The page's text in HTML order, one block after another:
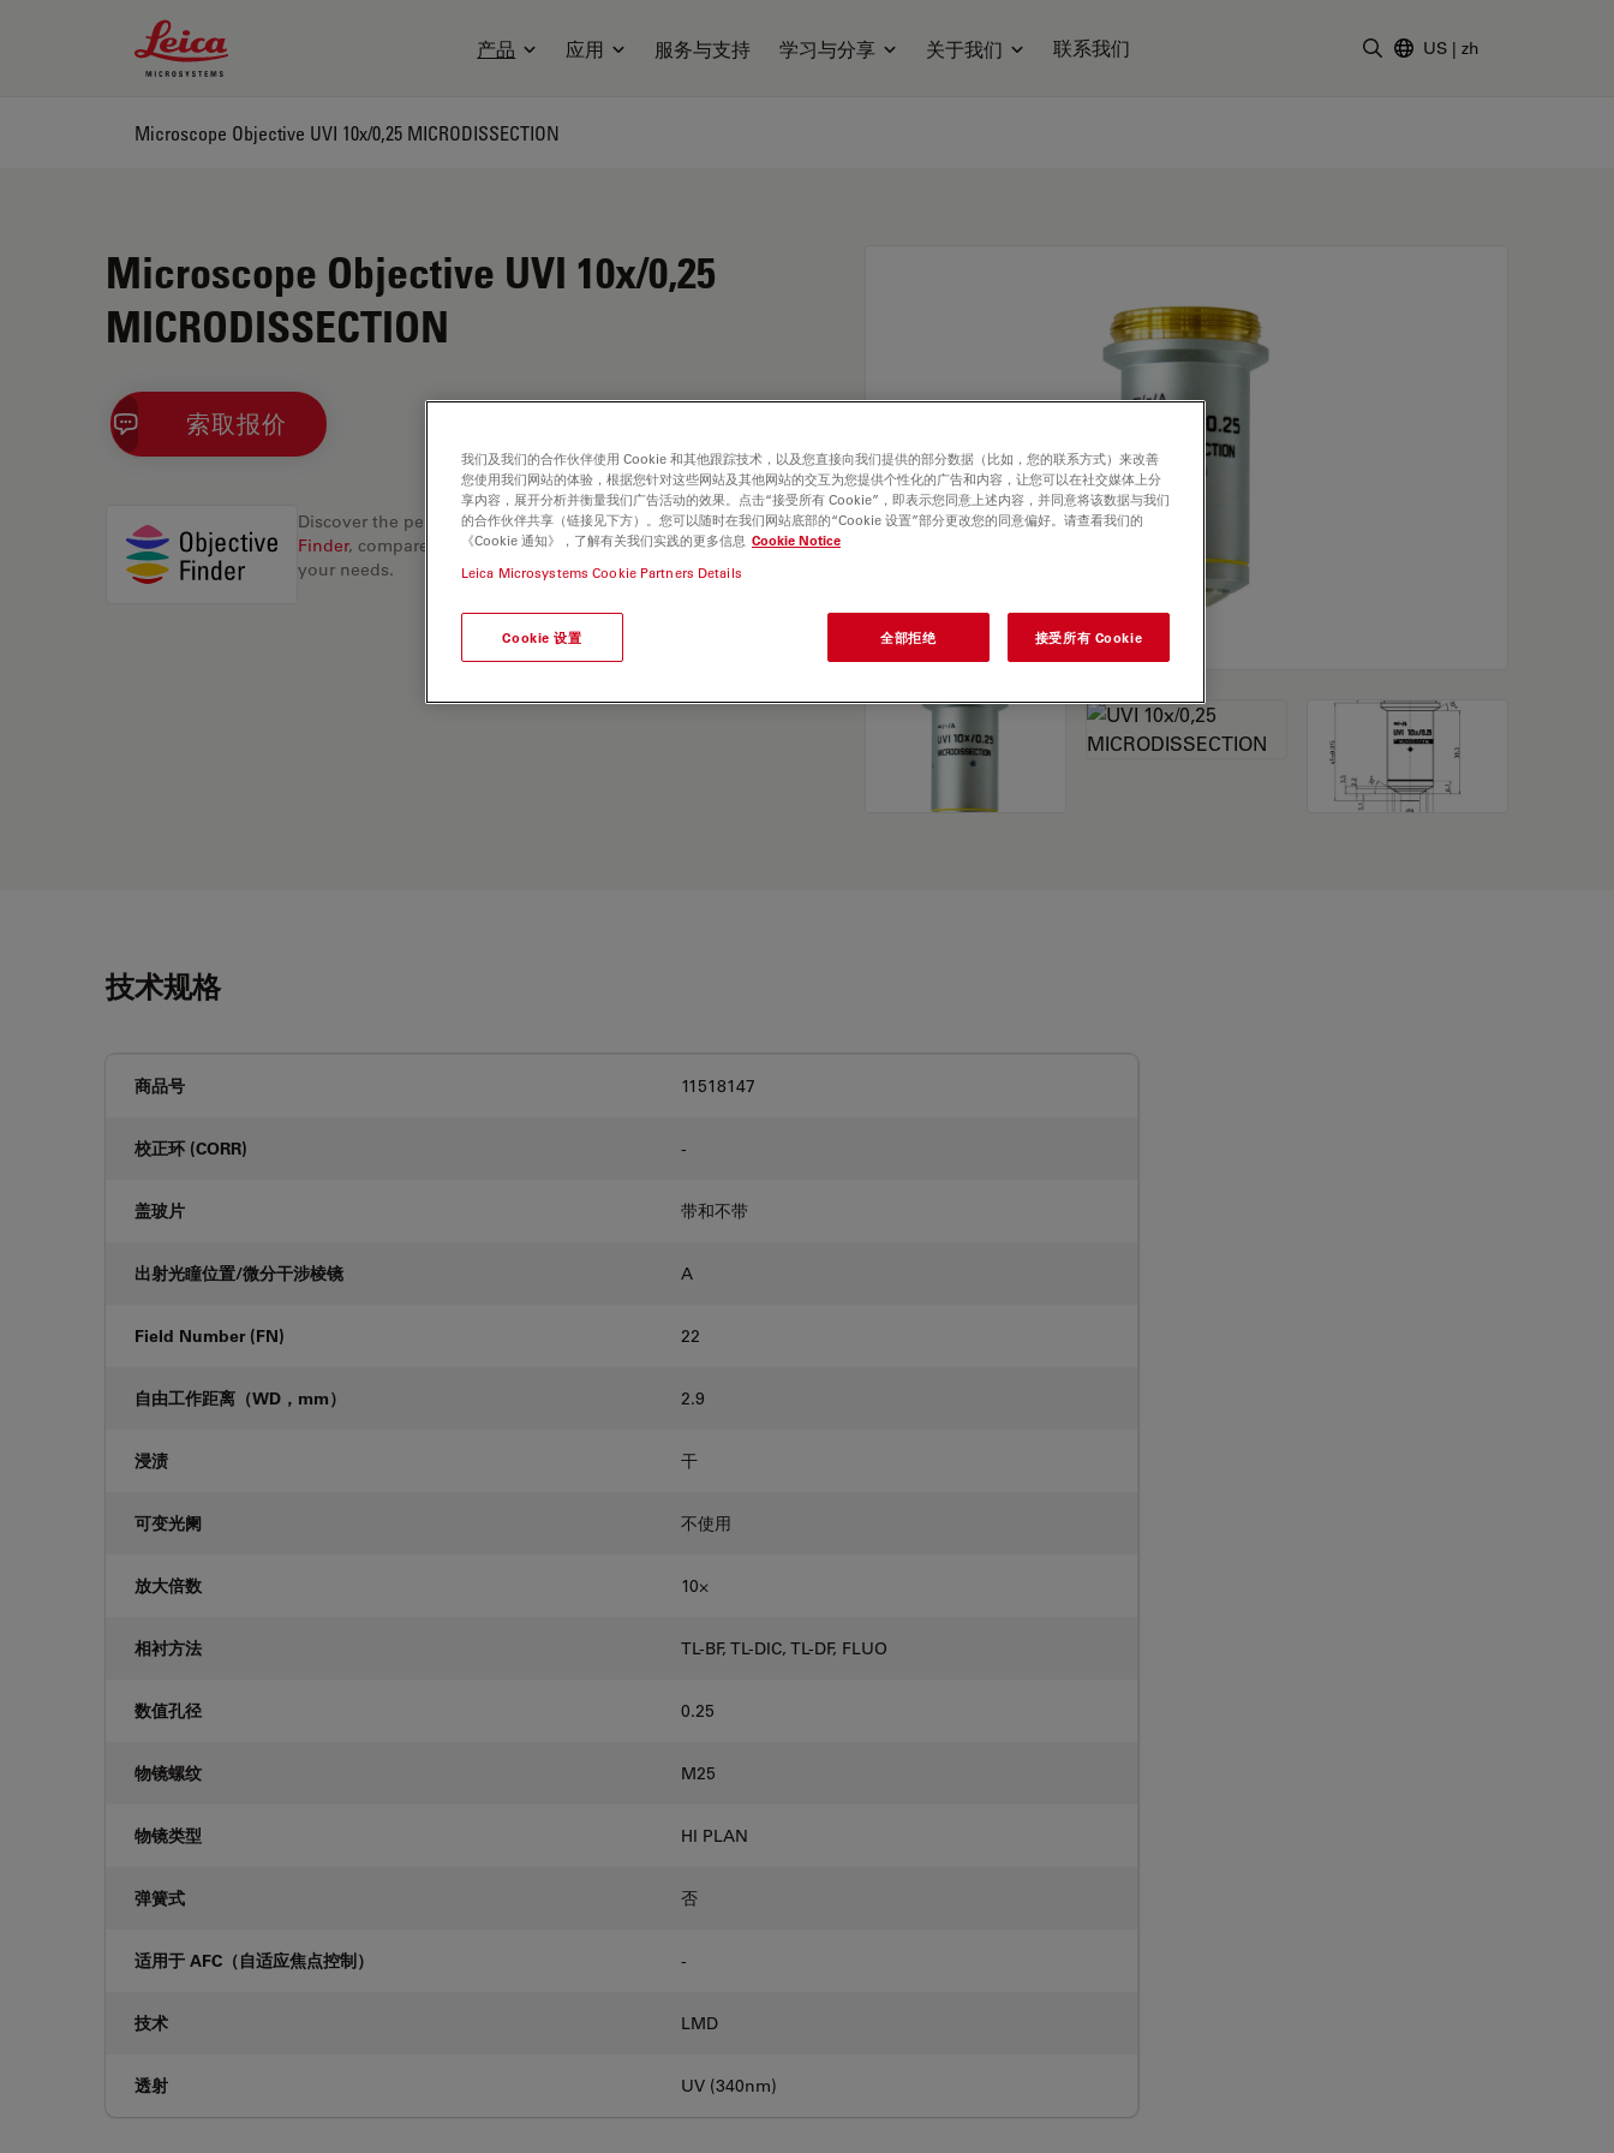
Leica Microsystems Logo
产品 应用 服务与支持 学习与分享 关于我们 联系我们 US | zh
Microscope Objective UVI 10x/0,25 MICRODISSECTION
Microscope Objective UVI 10x/0,25
MICRODISSECTION
索取报价
Discover the perfect solution. Explore our Objective
Finder, compare alternatives, and find the best fit for
your needs.
技术规格
商品号 11518147
校正环 (CORR) -
盖玻片 带和不带
出射光瞳位置/微分干涉棱镜 A
Field Number (FN) 22
自由工作距离（WD，mm） 2.9
浸渍 干
可变光阑 不使用
放大倍数 10⨉
相衬方法 TL-BF, TL-DIC, TL-DF, FLUO
数值孔径 0.25
物镜螺纹 M25
物镜类型 HI PLAN
弹簧式 否
适用于 AFC（自适应焦点控制） -
技术 LMD
透射 UV (340nm)
我们及我们的合作伙伴使用 Cookie 和其他跟踪技术，以及您直接向我们提供的部分数据（比如，您的联系方式）来改善
您使用我们网站的体验，根据您针对这些网站及其他网站的交互为您提供个性化的广告和内容，让您可以在社交媒体上分
享内容，展开分析并衡量我们广告活动的效果。点击“接受所有 Cookie”，即表示您同意上述内容，并同意将该数据与我们
的合作伙伴共享（链接见下方）。您可以随时在我们网站底部的“Cookie 设置”部分更改您的同意偏好。请查看我们的
《Cookie 通知》，了解有关我们实践的更多信息 Cookie Notice
Leica Microsystems Cookie Partners Details
Cookie 设置 全部拒绝 接受所有 Cookie